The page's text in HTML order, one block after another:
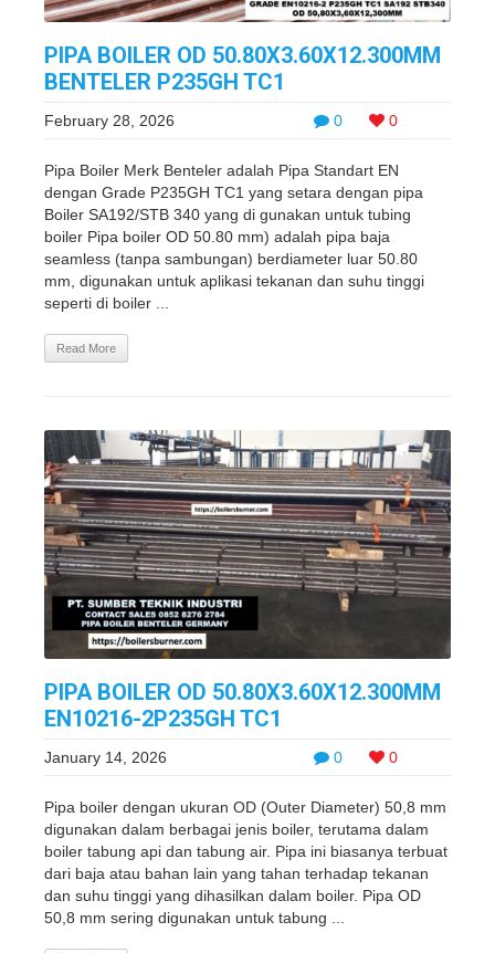
PIPA BOILER OD 50.80X3.60X12.300MM
BENTELER P235GH TC1
0 0
February 28, 2026
Pipa Boiler Merk Benteler adalah Pipa Standart EN
dengan Grade P235GH TC1 yang setara dengan pipa
Boiler SA192/STB 340 yang di gunakan untuk tubing
boiler Pipa boiler OD 50.80 mm) adalah pipa baja
seamless (tanpa sambungan) berdiameter luar 50.80
mm, digunakan untuk aplikasi tekanan dan suhu tinggi
seperti di boiler ...
Read More
PIPA BOILER OD 50.80X3.60X12.300MM
EN10216-2P235GH TC1
0 0
January 14, 2026
Pipa boiler dengan ukuran OD (Outer Diameter) 50,8 mm
digunakan dalam berbagai jenis boiler, terutama dalam
boiler tabung api dan tabung air. Pipa ini biasanya terbuat
dari baja atau bahan lain yang tahan terhadap tekanan
dan suhu tinggi yang dihasilkan dalam boiler. Pipa OD
50,8 mm sering digunakan untuk tabung ...